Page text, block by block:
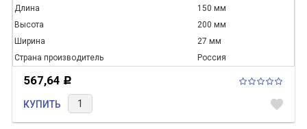
Длина
150 мм
Высота
200 мм
Ширина
27 мм
Страна производитель
Россия
567,64 Р
КУПИТЬ favorite